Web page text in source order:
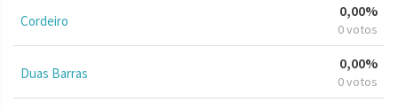
Cordeiro
0,00%
0 votos
Duas Barras
0,00%
0 votos